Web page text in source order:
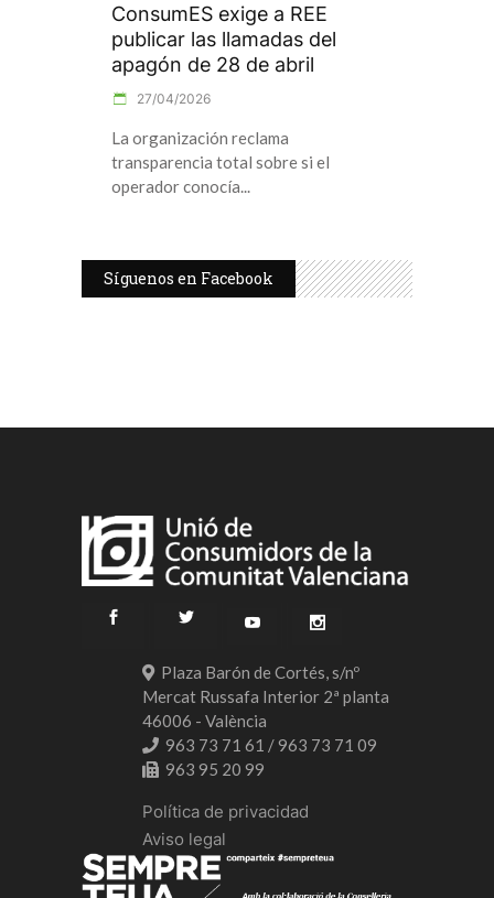
ConsumES exige a REE
publicar las llamadas del
apagón de 28 de abril
27/04/2026
La organización reclama
transparencia total sobre si el
operador conocía
Síguenos en Facebook
Plaza Barón de Cortés, s/nº
Mercat Russafa Interior 2ª planta
46006 - València
963 73 71 61 / 963 73 71 09
963 95 20 99
Política de privacidad
Aviso legal